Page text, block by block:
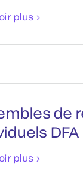
plus
de
DFA
plus